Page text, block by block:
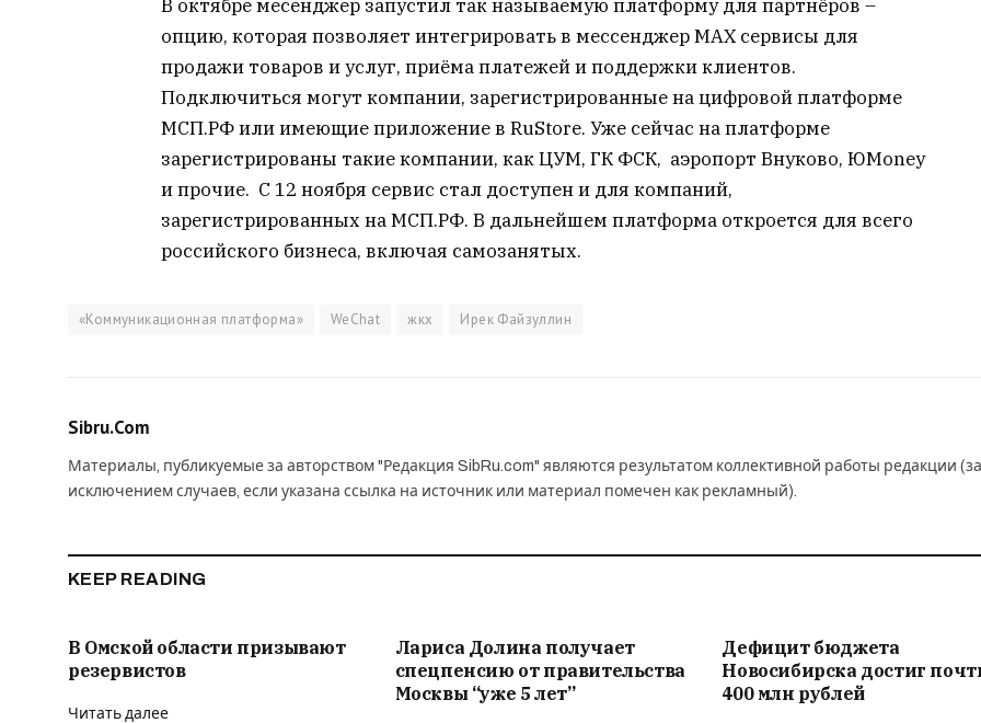
В октябре месенджер запустил так называемую платформу для партнёров –
опцию, которая позволяет интегрировать в мессенджер MAX сервисы для
продажи товаров и услуг, приёма платежей и поддержки клиентов.
Подключиться могут компании, зарегистрированные на цифровой платформе
МСП.РФ или имеющие приложение в RuStore. Уже сейчас на платформе
зарегистрированы такие компании, как ЦУМ, ГК ФСК, аэропорт Внуково, ЮMoney
и прочие. С 12 ноября сервис стал доступен и для компаний,
зарегистрированных на МСП.РФ. В дальнейшем платформа откроется для всего
российского бизнеса, включая самозанятых.
«Коммуникационная платформа» WeChat жкх Ирек Файзуллин
Sibru.Com
Материалы, публикуемые за авторством "Редакция SibRu.com" являются результатом коллективной работы редакции (за
исключением случаев, если указана ссылка на источник или материал помечен как рекламный).
KEEP READING
В Омской области призывают
резервистов
Читать далее
Лариса Долина получает
спецпенсию от правительства
Москвы “уже 5 лет”
Дефицит бюджета
Новосибирска достиг
400 млн рублей